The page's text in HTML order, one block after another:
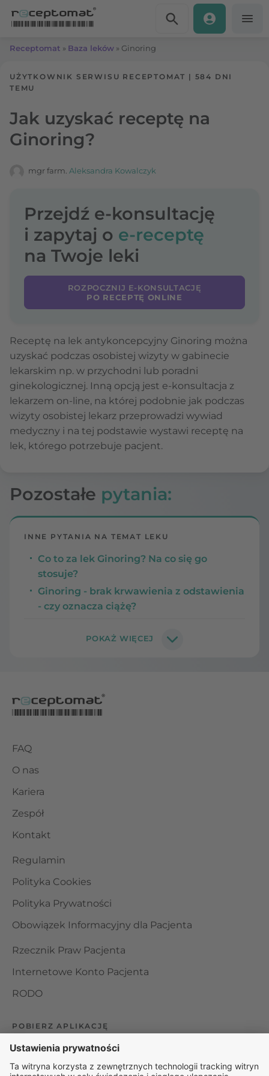
Receptomat » Baza leków » Ginoring
UŻYTKOWNIK SERWISU RECEPTOMAT | 584 DNI
TEMU
Jak uzyskać receptę na
Ginoring?
mgr farm. Aleksandra Kowalczyk
Przejdź e-konsultację
i zapytaj o e-receptę
na Twoje leki
ROZPOCZNIJ E-KONSULTACJĘ
PO RECEPTĘ ONLINE
Receptę na lek antykoncepcyjny Ginoring można
uzyskać podczas osobistej wizyty w gabinecie
lekarskim np. w przychodni lub poradni
ginekologicznej. Inną opcją jest e-konsultacja z
lekarzem on-line, na której podobnie jak podczas
wizyty osobistej lekarz przeprowadzi wywiad
medyczny i na tej podstawie wystawi receptę na
lek, którego potrzebuje pacjent.
Pozostałe pytania:
INNE PYTANIA NA TEMAT LEKU
Co to za lek Ginoring? Na co się go
stosuje?
Ginoring - brak krwawienia z odstawienia
- czy oznacza ciążę?
FAQ
O nas
Kariera
Zespół
Kontakt
Regulamin
Polityka Cookies
Polityka Prywatności
Obowiązek Informacyjny dla Pacjenta
Rzecznik Praw Pacjenta
Internetowe Konto Pacjenta
RODO
POBIERZ APLIKACJĘ